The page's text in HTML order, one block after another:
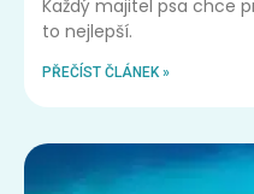
Každý majitel psa chce
to nejlepší.
PŘEČÍST ČLÁNEK »